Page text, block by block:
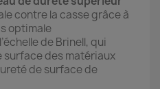
contre la casse grâce à
optimale
de Brinell, qui
des matériaux
de surface de